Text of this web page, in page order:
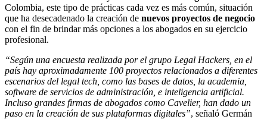
Colombia, este tipo de prácticas cada vez es más común, situación
que ha desecadenado la creación de nuevos proyectos de negocio
con el fin de brindar más opciones a los abogados en su ejercicio
profesional.
“Según una encuesta realizada por el grupo Legal Hackers, en el
país hay aproximadamente 100 proyectos relacionados a diferentes
escenarios del legal tech, como las bases de datos, la academia,
software de servicios de administración, e inteligencia artificial.
Incluso grandes firmas de abogados como Cavelier, han dado un
paso en la creación de sus plataformas digitales”, señaló Germán